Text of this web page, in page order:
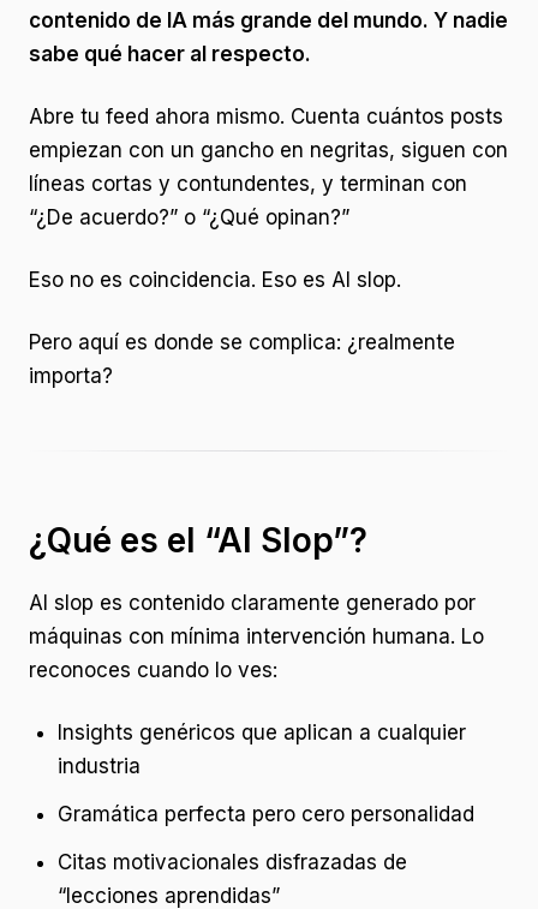
contenido de IA más grande del mundo. Y nadie
sabe qué hacer al respecto.
Abre tu feed ahora mismo. Cuenta cuántos posts
empiezan con un gancho en negritas, siguen con
líneas cortas y contundentes, y terminan con
“¿De acuerdo?” o “¿Qué opinan?”
Eso no es coincidencia. Eso es AI slop.
Pero aquí es donde se complica: ¿realmente
importa?
¿Qué es el “AI Slop”?
AI slop es contenido claramente generado por
máquinas con mínima intervención humana. Lo
reconoces cuando lo ves:
Insights genéricos que aplican a cualquier
industria
Gramática perfecta pero cero personalidad
Citas motivacionales disfrazadas de
“lecciones aprendidas”